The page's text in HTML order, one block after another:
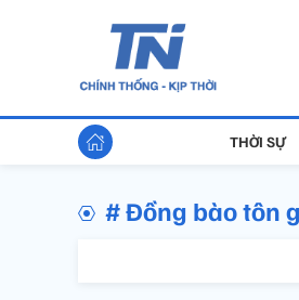
THỜI SỰ
# Đồng bào tôn